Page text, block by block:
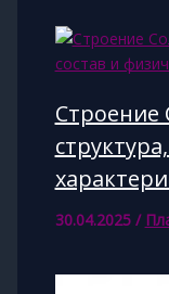
Строение
30.04.2025 /